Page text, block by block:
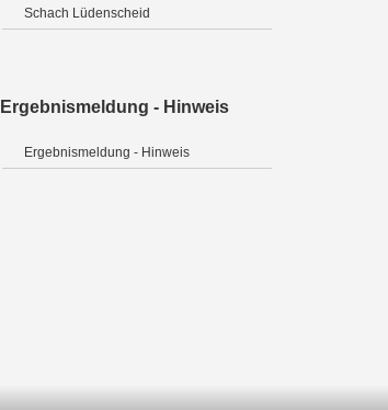
Schach Lüdenscheid
Ergebnismeldung - Hinweis
Ergebnismeldung - Hinweis